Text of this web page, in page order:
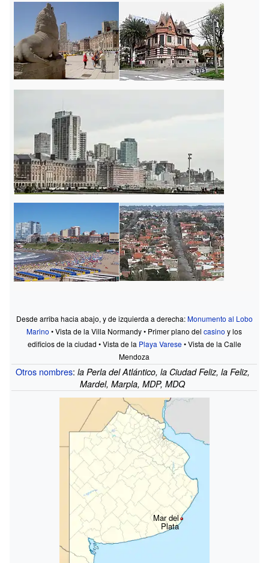
Desde arriba hacia abajo, y de izquierda a derecha:Monumento al Lobo
Marino • Vista de la Villa Normandy • Primer plano delcasino y los
edificios de la ciudad • Vista de la Playa Varese• Vista de la Calle
Mendoza
Otros nombres: la Perla del Atlántico, la Ciudad Feliz, la Feliz,
Mardel, Marpla, MDP, MDQ
Mar del
Plata